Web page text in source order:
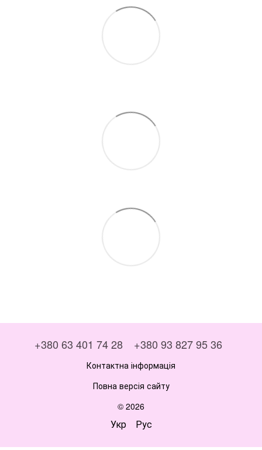
+380 63 401 74 28 +380 93 827 95 36
Контактна інформація
Повна версія сайту
© 2026
Укр Рус